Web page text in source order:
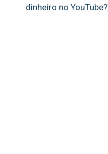
dinheiro no YouTube?